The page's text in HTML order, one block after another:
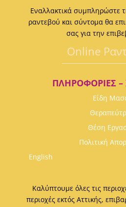
Εναλλακτικά συμπληρώστε
ραντεβού και σύντομα θα
σας για την
Οnline
ΠΛΗΡΟΦΟΡΊΕΣ
Είδη
Θέση
Πολιτική
English
Καλύπτουμε όλες τις
περιοχές εκτός Αττικής,